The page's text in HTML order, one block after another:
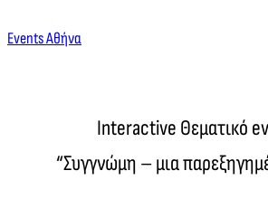
Events Αθήνα
Interactive Θεματικό
“Συγγνώμη – μια